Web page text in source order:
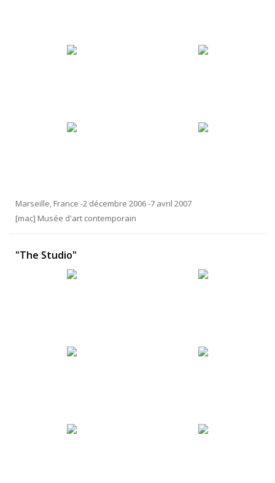
Marseille, France -2 décembre 2006 -7 avril 2007
[mac] Musée d'art contemporain
"The Studio"